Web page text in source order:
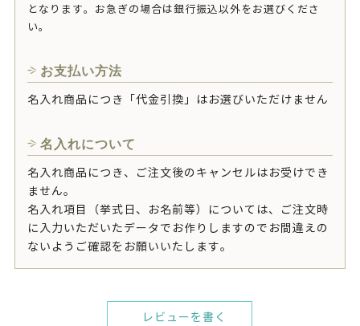
となります。お急ぎの場合は銀行振込以外をお選びくださ
い。
お支払い方法
名入れ商品につき「代金引換」はお選びいただけません
名入れについて
名入れ商品につき、ご注文後のキャンセルはお受けでき
ません。
名入れ項目（挙式日、お名前等）については、ご注文時
に入力いただいたデータでお作りしますのでお間違えの
ないようご確認をお願いいたします。
レビューを書く